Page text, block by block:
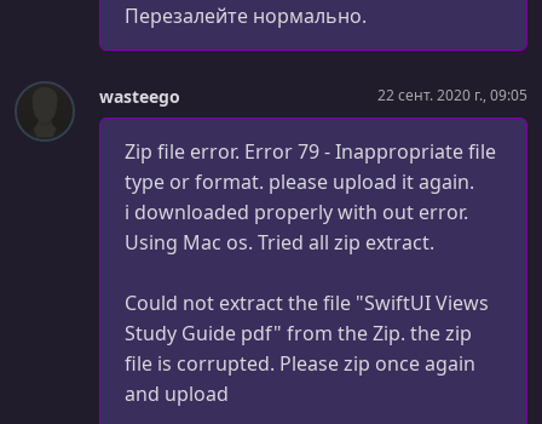
Перезалейте нормально.
wasteego 22 сент. 2020 г., 09:05
Zip file error. Error 79 - Inappropriate file
type or format. please upload it again.
i downloaded properly with out error.
Using Mac os. Tried all zip extract.
Could not extract the file "SwiftUI Views
Study Guide pdf" from the Zip. the zip
file is corrupted. Please zip once again
and upload